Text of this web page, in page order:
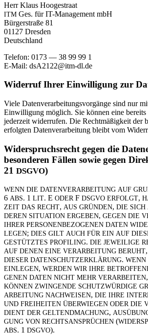
Herr Klaus Hoogestraat
ITM Ges. für IT-Manage­ment mbH
Bür­ger­straße 81
01127 Dresden
Deutschland
Telefon: 0173 — 38 99 99 1
E‑Mail: dsA2122@itm-dl.de
Widerruf Ihrer Ein­wil­li­gung zur
Viele Daten­ver­ar­bei­tungs­vor­gänge sind nur
Ein­wil­li­gung mög­lich. Sie können eine
jeder­zeit wider­rufen. Die Recht­mä­ßig­keit der
erfolgten Daten­ver­ar­bei­tung bleibt vom
Wider­spruchs­recht gegen die
beson­deren Fällen sowie gegen
21 DSGVO)
WENN DIE DATEN­VER­AR­BEI­TUNG AUF
6 ABS. 1 LIT. E ODERF DSGVO ERFOLGT,
ZEIT DAS RECHT, AUS GRÜNDEN, DIE SICH
DEREN SITUA­TION ERGEBEN, GEGEN DIE
IHRER PER­SO­NEN­BE­ZO­GENEN DATEN
LEGEN; DIES GILT AUCH FÜR EIN AUF
GESTÜTZTES PRO­FILING. DIE JEWEI­LIGE
AUF DENEN EINE VER­AR­BEI­TUNG BERUHT,
DIESER DATEN­SCHUTZ­ER­KLÄ­RUNG. WENN
EIN­LEGEN, WERDEN WIR IHRE
GENEN DATEN NICHT MEHR VER­AR­BEITEN,
KÖNNEN ZWIN­GENDE SCHUTZ­WÜR­DIGE
AR­BEI­TUNG NACH­WEISEN, DIE IHRE
UND FREI­HEITEN ÜBER­WIEGEN ODER DIE
DIENT DER GEL­TEND­MA­CHUNG,
GUNG VON RECHTS­AN­SPRÜ­CHEN (
ABS. 1 DSGVO).